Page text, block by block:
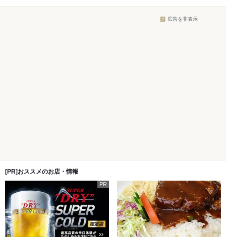
広告を非表示
[PR]おススメのお店・情報
PR